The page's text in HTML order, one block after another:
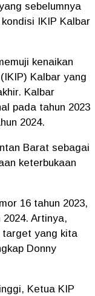
sebelumnya
IKIP Kalbar
kenaikan
Kalbar yang
Kalbar
pada tahun 2023
2024.
Barat sebagai
keterbukaan
16 tahun 2023,
Artinya,
target yang kita
Donny
Ketua KIP